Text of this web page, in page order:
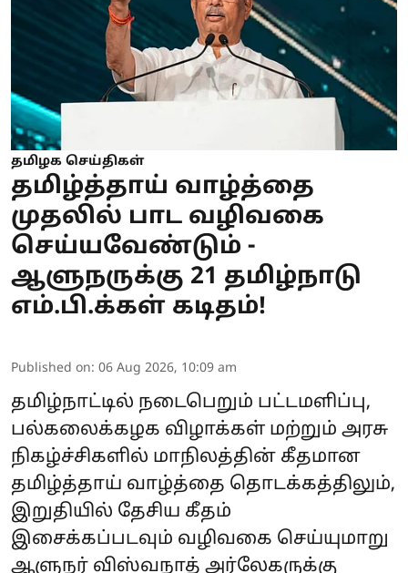
தமிழக செய்திகள்
தமிழ்த்தாய் வாழ்த்தை
முதலில் பாட வழிவகை
செய்யவேண்டும் -
ஆளுநருக்கு 21 தமிழ்நாடு
எம்.பி.க்கள் கடிதம்!
Published on: 06 Aug 2026, 10:09 am
தமிழ்நாட்டில் நடைபெறும் பட்டமளிப்பு,
பல்கலைக்கழக விழாக்கள் மற்றும் அரசு
நிகழ்ச்சிகளில் மாநிலத்தின் கீதமான
தமிழ்த்தாய் வாழ்த்தை தொடக்கத்திலும்,
இறுதியில் தேசிய கீதம்
இசைக்கப்படவும் வழிவகை செய்யுமாறு
ஆளுநர் விஸ்வநாத் அர்லேகருக்கு